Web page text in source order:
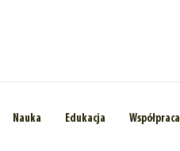
Nauka Edukacja Współpraca